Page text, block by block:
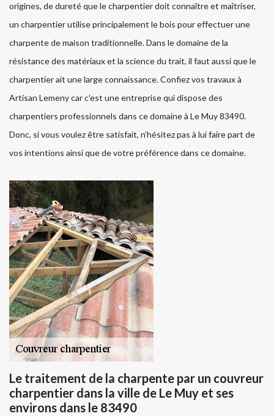
origines, de dureté que le charpentier doit connaître et maîtriser,
un charpentier utilise principalement le bois pour effectuer une
charpente de maison traditionnelle. Dans le domaine de la
résistance des matériaux et la science du trait, il faut aussi que le
charpentier ait une large connaissance. Confiez vos travaux à
Artisan Lemeny car c’est une entreprise qui dispose des
charpentiers professionnels dans ce domaine à Le Muy 83490.
Donc, si vous voulez être satisfait, n’hésitez pas à lui faire part de
vos intentions ainsi que de votre préférence dans ce domaine.
Le traitement de la charpente par un couvreur
charpentier dans la ville de Le Muy et ses
environs dans le 83490